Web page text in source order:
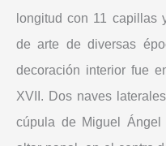
longitud con 11 capillas
de arte de diversas
decoración interior fue
XVII. Dos naves
cúpula de Miguel